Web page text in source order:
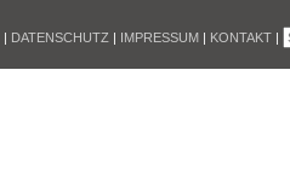
| DATENSCHUTZ | IMPRESSUM | KONTAKT |